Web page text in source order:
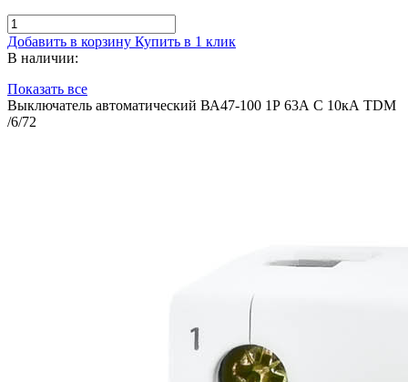
Добавить в корзину Купить в 1 клик
В наличии:
Показать все
Выключатель автоматический ВА47-100 1Р 63А C 10кА TDM
/6/72